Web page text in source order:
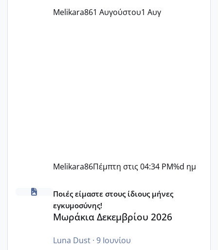
Melikara861 Αυγούστου1 Αυγ
Melikara86Πέμπτη στις 04:34 PM%d ημ
Μωράκια Δεκεμβρίου 2026
Ποιές είμαστε στους ίδιους μήνες
εγκυμοσύνης!
Μωράκια Δεκεμβρίου 2026
Luna Dust· 9 Ιουνίου